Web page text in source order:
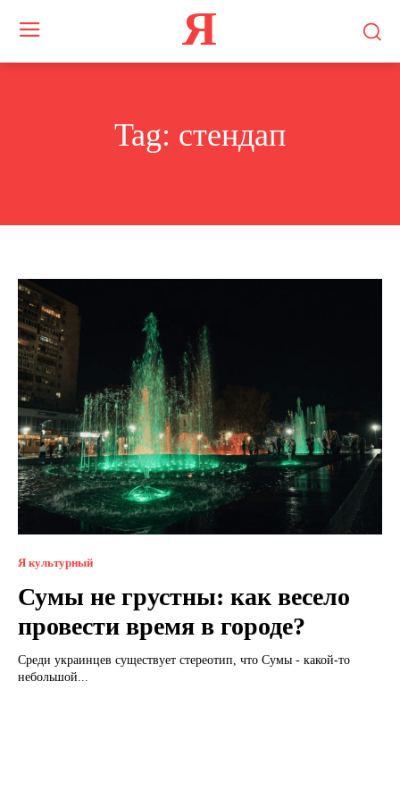
Я
Tag: стендап
Я культурный
Сумы не грустны: как весело
провести время в городе?
Среди украинцев существует стереотип, что Сумы - какой-то
небольшой...